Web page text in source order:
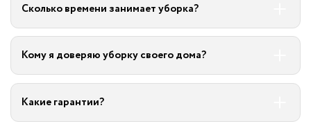
Сколько времени занимает уборка?
Кому я доверяю уборку своего дома?
Какие гарантии?